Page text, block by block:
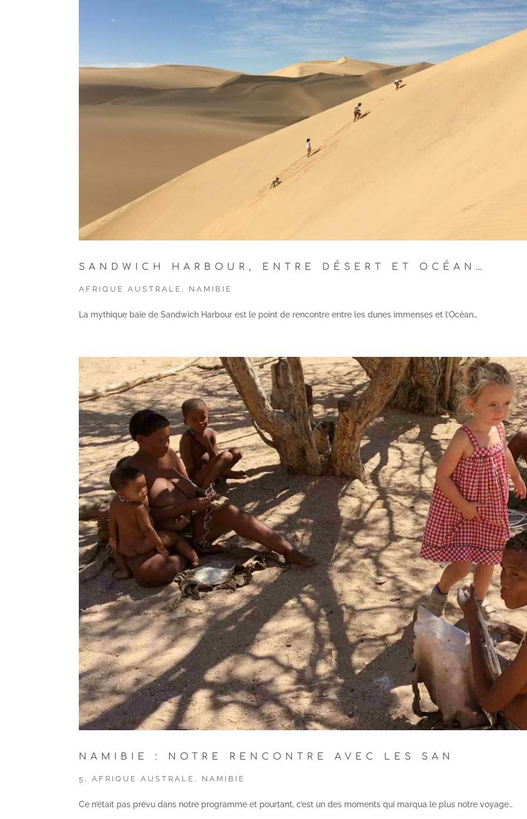
SANDWICH HARBOUR, ENTRE DÉSERT ET OCÉAN…
AFRIQUE AUSTRALE NAMIBIE
La mythique baie de Sandwich Harbour est le point de rencontre entre les dunes immenses et l’Océan…
NAMIBIE : NOTRE RENCONTRE AVEC LES SAN
5 ,AFRIQUE AUSTRALE NAMIBIE
Ce n’était pas prévu dans notre programme et pourtant, c’est un des moments qui marqua le plus notre voyage…